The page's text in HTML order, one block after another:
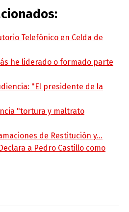
Telefónico en Celda de
he liderado o formado parte
"El presidente de la
"tortura y maltrato
de Restitución y…
a Pedro Castillo como